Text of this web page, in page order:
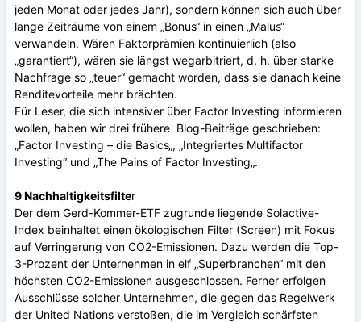
jeden Monat oder jedes Jahr), sondern können sich auch über
lange Zeiträume von einem „Bonus“ in einen „Malus“
verwandeln. Wären Faktorprämien kontinuierlich (also
„garantiert“), wären sie längst wegarbitriert, d. h. über starke
Nachfrage so „teuer“ gemacht worden, dass sie danach keine
Renditevorteile mehr brächten.
Für Leser, die sich intensiver über Factor Investing informieren
wollen, haben wir drei frühere Blog-Beiträge geschrieben:
„Factor Investing – die Basics„, „Integriertes Multifactor
Investing“ und „The Pains of Factor Investing„.
9 Nachhaltigkeitsfilter
Der dem Gerd-Kommer-ETF zugrunde liegende Solactive-
Index beinhaltet einen ökologischen Filter (Screen) mit Fokus
auf Verringerung von CO2-Emissionen. Dazu werden die Top-
3-Prozent der Unternehmen in elf „Superbranchen“ mit den
höchsten CO2-Emissionen ausgeschlossen. Ferner erfolgen
Ausschlüsse solcher Unternehmen, die gegen das Regelwerk
der United Nations verstoßen, die im Vergleich schärfsten